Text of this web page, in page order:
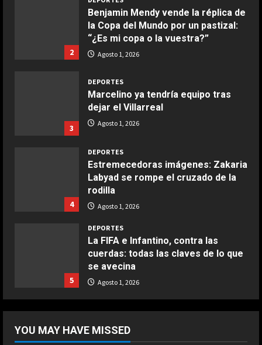
COCINA
Ensalada de espinacas deliciosa
COCINA
aire
COCINA
5
2
Benjamin Mendy vende la réplica de
la Copa del Mundo por un pastizal:
“¿Es mi copa o la vuestra?”
Agosto 1, 2026
3
DEPORTES
Marcelino ya tendría equipo tras
dejar el Villarreal
Agosto 1, 2026
4
DEPORTES
Estremecedoras imágenes: Zakaria
Labyad se rompe el cruzado de la
rodilla
Agosto 1, 2026
5
DEPORTES
La FIFA e Infantino, contra las
cuerdas: todas las claves de lo que
se avecina
Agosto 1, 2026
DEPORTES
‘a prueba’ con el Crystal Palace
YOU MAY HAVE MISSED